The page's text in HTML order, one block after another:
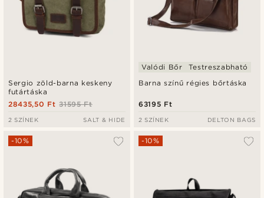
Sergio zöld-barna keskeny
futártáska
31595 Ft
28435,50 Ft
2 SZÍNEK SALT & HIDE
Barna színű régies bőrtáska
Valódi Bőr Testreszabható
63195 Ft
2 SZÍNEK DELTON BAGS
-10% -10%